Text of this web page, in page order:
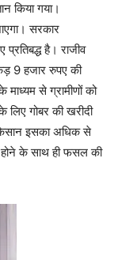
किया गया।
सरकार
है। राजीव
9हजार रुपए की
माध्यम से ग्रामीणों को
लिए गोबर की खरीदी
किसान इसका अधिक से
के साथ ही फसल की